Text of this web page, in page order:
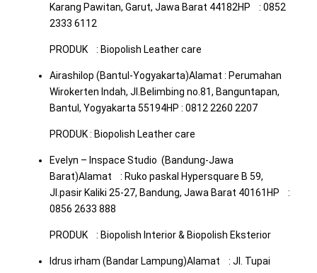
Karang Pawitan, Garut, Jawa Barat 44182HP : 0852
2333 6112
PRODUK : Biopolish Leather care
Airashilop (Bantul-Yogyakarta)Alamat : Perumahan
Wirokerten Indah, Jl.Belimbing no.81, Banguntapan,
Bantul, Yogyakarta 55194HP : 0812 2260 2207
PRODUK : Biopolish Leather care
Evelyn – Inspace Studio (Bandung-Jawa
Barat)Alamat : Ruko paskal Hypersquare B 59,
Jl.pasir Kaliki 25-27, Bandung, Jawa Barat 40161HP :
0856 2633 888
PRODUK : Biopolish Interior & Biopolish Eksterior
Idrus irham (Bandar Lampung)Alamat : Jl. Tupai